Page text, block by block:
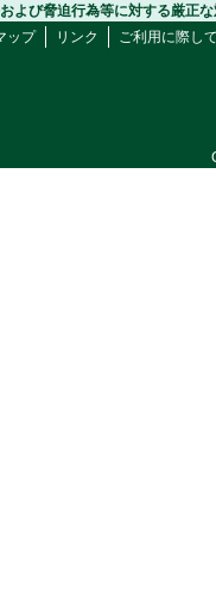
よび脅迫行為等に対する厳正
ップ リンク ご利用に際し